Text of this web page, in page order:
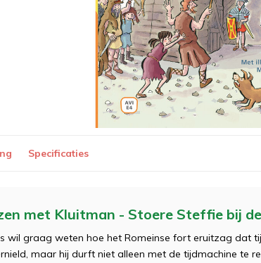
Specificaties
met Kluitman - Stoere Steffie bij
wil graag weten hoe het Romeinse fort eruitzag dat
maar hij durft niet alleen met de tijdmachine te